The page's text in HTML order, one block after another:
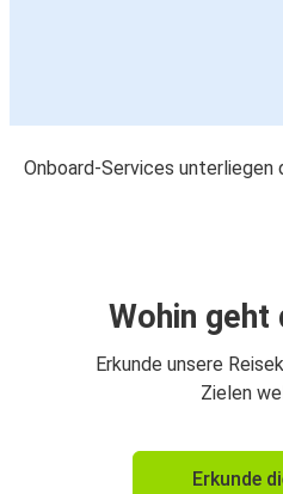
Onboard-Services unterliegen
Wohin geht
Erkunde unsere
Zielen
Erkunde